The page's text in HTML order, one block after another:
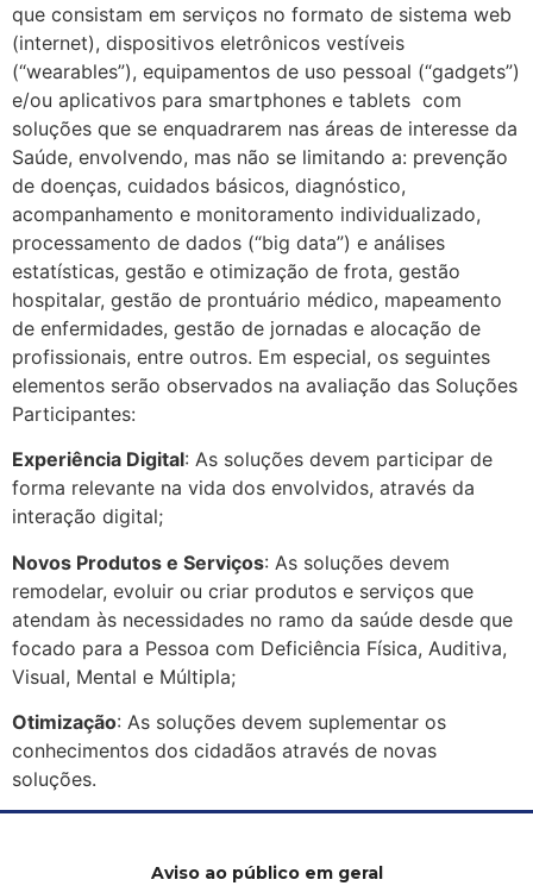
que consistam em serviços no formato de sistema web
(internet), dispositivos eletrônicos vestíveis
(“wearables”), equipamentos de uso pessoal (“gadgets”)
e/ou aplicativos para smartphones e tablets com
soluções que se enquadrarem nas áreas de interesse da
Saúde, envolvendo, mas não se limitando a: prevenção
de doenças, cuidados básicos, diagnóstico,
acompanhamento e monitoramento individualizado,
processamento de dados (“big data”) e análises
estatísticas, gestão e otimização de frota, gestão
hospitalar, gestão de prontuário médico, mapeamento
de enfermidades, gestão de jornadas e alocação de
profissionais, entre outros. Em especial, os seguintes
elementos serão observados na avaliação das Soluções
Participantes:
Experiência Digital: As soluções devem participar de
forma relevante na vida dos envolvidos, através da
interação digital;
Novos Produtos e Serviços: As soluções devem
remodelar, evoluir ou criar produtos e serviços que
atendam às necessidades no ramo da saúde desde que
focado para a Pessoa com Deficiência Física, Auditiva,
Visual, Mental e Múltipla;
Otimização: As soluções devem suplementar os
conhecimentos dos cidadãos através de novas
soluções.
Aviso ao público em geral